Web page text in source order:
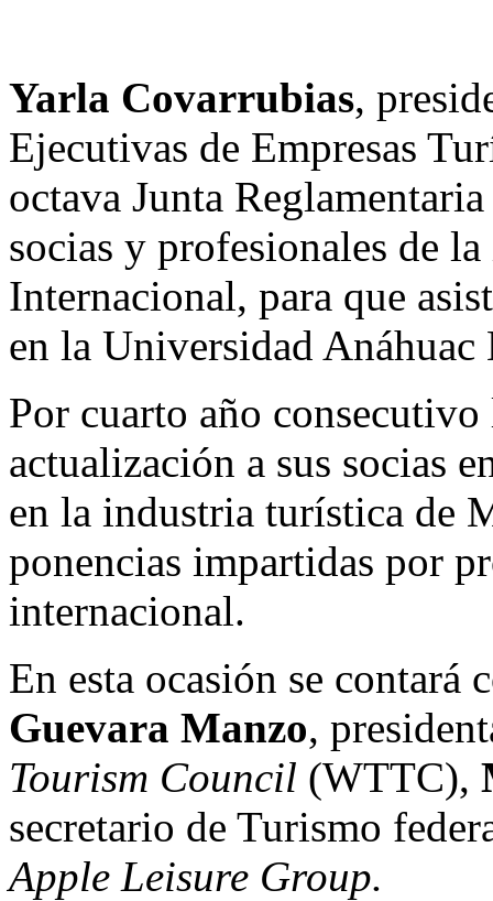
Yarla Covarrubias,
Ejecutivas de Empresas
octava Junta
socias y profesionales de
Internacional, para que
en la Universidad
Por cuarto año
actualización a sus socias
en la industria turística de
ponencias impartidas por
internacional.
En esta ocasión se contará
Guevara Manzo,
Tourism Council (WTTC),
secretario de Turismo
Apple Leisure Group.